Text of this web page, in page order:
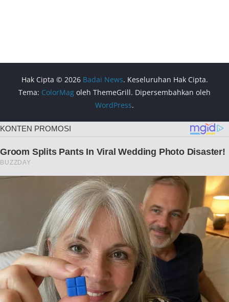
Hak Cipta © 2026 Badai News. Keseluruhan Hak Cipta.
Tema: ColorMag oleh ThemeGrill. Dipersembahkan oleh
WordPress.